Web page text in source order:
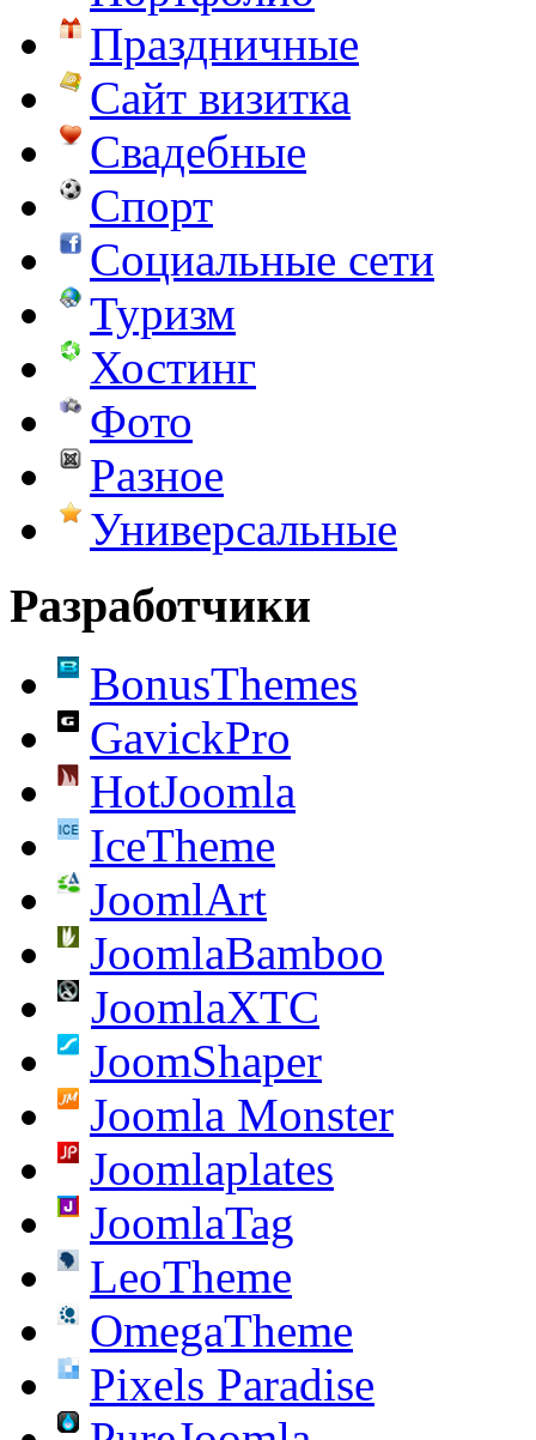
Праздничные
Сайт визитка
Свадебные
Спорт
Социальные сети
Туризм
Хостинг
Фото
Разное
Универсальные
Разработчики
BonusThemes
GavickPro
HotJoomla
IceTheme
JoomlArt
JoomlaBamboo
JoomlaXTC
JoomShaper
Joomla Monster
Joomlaplates
JoomlaTag
LeoTheme
OmegaTheme
Pixels Paradise